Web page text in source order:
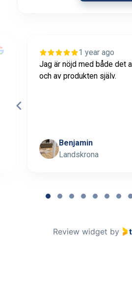
1 year ago
Jag är nöjd med både det
och av produkten själv.
Benjamin
Landskrona
Review widget by